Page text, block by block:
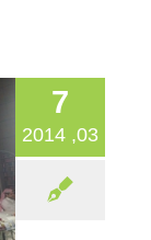
7
03, 2014